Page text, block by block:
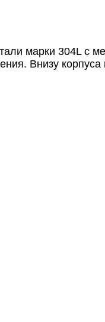
марки 304L с
Внизу